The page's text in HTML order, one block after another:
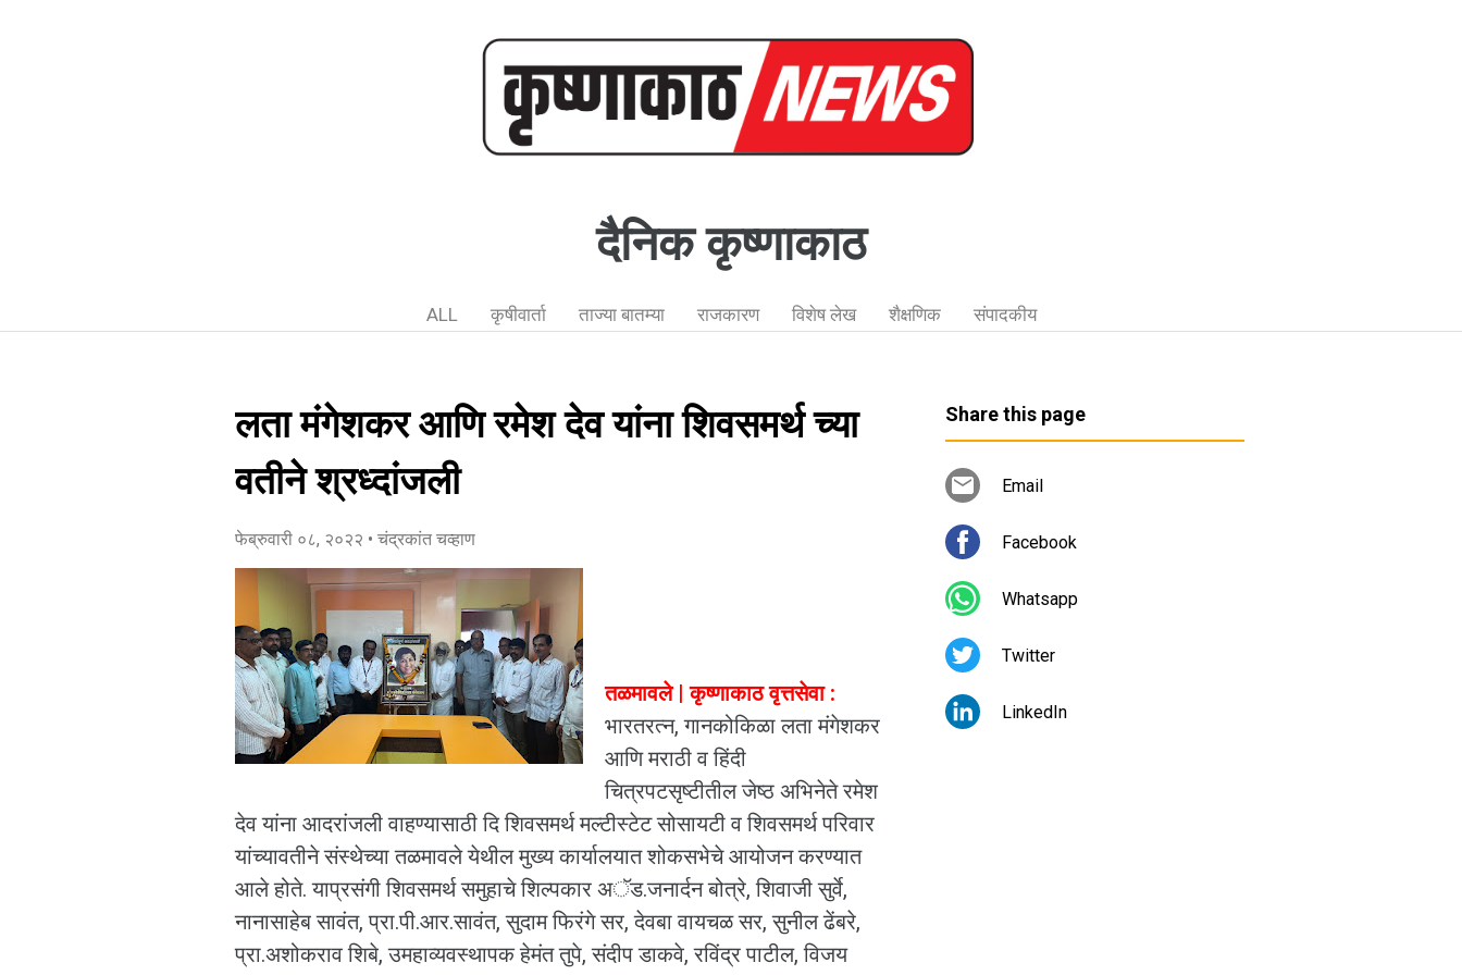
दैनिक कृष्णाकाठ
ALL कृषीवार्ता ताज्या बातम्या राजकारण विशेष लेख शैक्षणिक संपादकीय
लता मंगेशकर आणि रमेश देव यांना शिवसमर्थ च्या
वतीने श्रध्दांजली
फेब्रुवारी ०८, २०२२ • चंद्रकांत चव्हाण
तळमावले | कृष्णाकाठ वृत्तसेवा :
भारतरत्न, गानकोकिळा लता मंगेशकर
आणि मराठी व हिंदी
चित्रपटसृष्टीतील जेष्ठ अभिनेते रमेश
देव यांना आदरांजली वाहण्यासाठी दि शिवसमर्थ मल्टीस्टेट सोसायटी व शिवसमर्थ परिवार
यांच्यावतीने संस्थेच्या तळमावले येथील मुख्य कार्यालयात शोकसभेचे आयोजन करण्यात
आले होते. याप्रसंगी शिवसमर्थ समुहाचे शिल्पकार अॅड.जनार्दन बोत्रे, शिवाजी सुर्वे,
नानासाहेब सावंत, प्रा.पी.आर.सावंत, सुदाम फिरंगे सर, देवबा वायचळ सर, सुनील ढेंबरे,
प्रा.अशोकराव शिबे, उमहाव्यवस्थापक हेमंत तुपे, संदीप डाकवे, रविंद्र पाटील, विजय
Share this page
Email
Facebook
Whatsapp
Twitter
LinkedIn